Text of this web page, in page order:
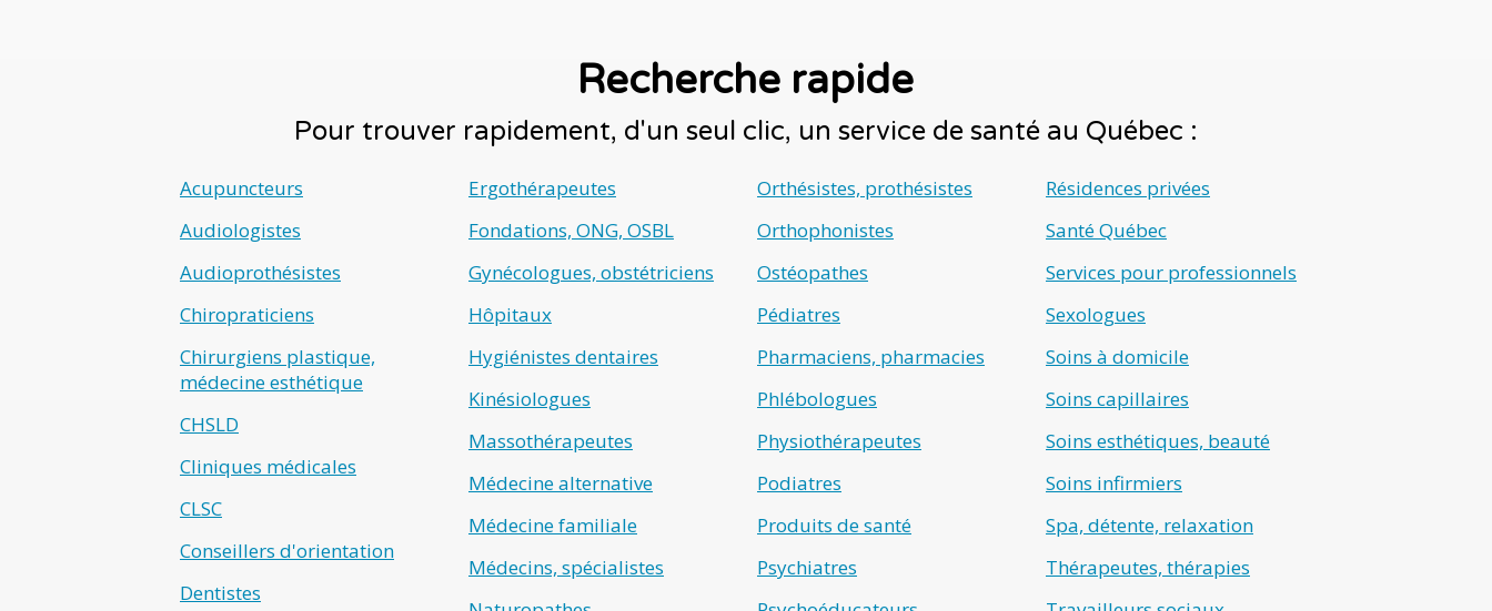
Recherche rapide
Pour trouver rapidement, d'un seul clic, un service de santé au Québec :
Acupuncteurs
Audiologistes
Audioprothésistes
Chiropraticiens
Chirurgiens plastique,
médecine esthétique
CHSLD
Cliniques médicales
CLSC
Conseillers d'orientation
Dentistes
Ergothérapeutes
Fondations, ONG, OSBL
Gynécologues, obstétriciens
Hôpitaux
Hygiénistes dentaires
Kinésiologues
Massothérapeutes
Médecine alternative
Médecine familiale
Médecins, spécialistes
Orthésistes, prothésistes
Orthophonistes
Ostéopathes
Pédiatres
Pharmaciens, pharmacies
Phlébologues
Physiothérapeutes
Podiatres
Produits de santé
Psychiatres
Résidences privées
Santé Québec
Services pour professionnels
Sexologues
Soins à domicile
Soins capillaires
Soins esthétiques, beauté
Soins infirmiers
Spa, détente, relaxation
Thérapeutes, thérapies